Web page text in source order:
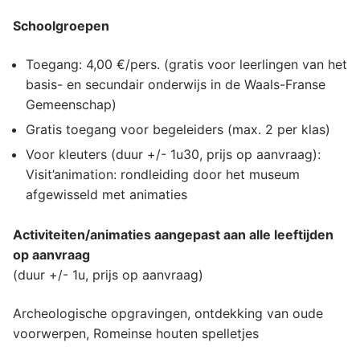
Schoolgroepen
Toegang: 4,00 €/pers. (gratis voor leerlingen van het
basis- en secundair onderwijs in de Waals-Franse
Gemeenschap)
Gratis toegang voor begeleiders (max. 2 per klas)
Voor kleuters (duur +/- 1u30, prijs op aanvraag):
Visit’animation: rondleiding door het museum
afgewisseld met animaties
Activiteiten/animaties aangepast aan alle leeftijden
op aanvraag
(duur +/- 1u, prijs op aanvraag)
Archeologische opgravingen, ontdekking van oude
voorwerpen, Romeinse houten spelletjes